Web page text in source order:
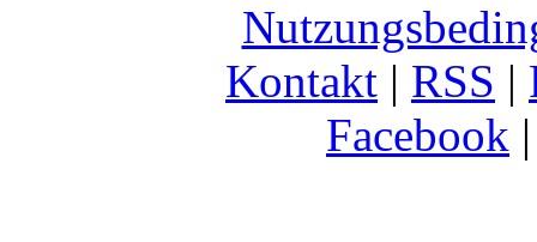
Kontakt | RSS |
Facebook